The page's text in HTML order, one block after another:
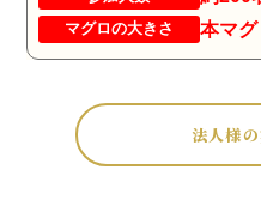
マグロの大きさ 本マ
法人様